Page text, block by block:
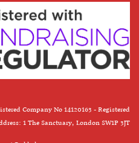
Company No 14120163 - Registered
1 The Sanctuary, London SW1P 3JT